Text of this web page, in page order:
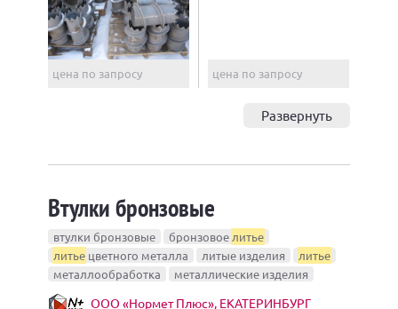
цена по запросу цена по запросу
Развернуть
Втулки бронзовые
втулки бронзовые бронзовое литье
литье цветного металла литые изделия
литье
металлообработка
металлические изделия
ООО «Нормет Плюс», ЕКАТЕРИНБУРГ